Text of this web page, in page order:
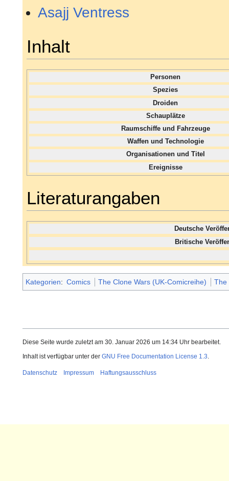
Asajj Ventress
Inhalt
Personen
Spezies
Droiden
Schauplätze
Raumschiffe und Fahrzeuge
Waffen und Technologie
Organisationen und Titel
Ereignisse
Literaturangaben
Deutsche
Britische
Kategorien: Comics The Clone Wars (UK-Comicreihe) The
Diese Seite wurde zuletzt am 30. Januar 2026 um 14:34 Uhr bearbeitet.
Inhalt ist verfügbar unter der GNU Free Documentation License 1.3.
Datenschutz Impressum Haftungsausschluss